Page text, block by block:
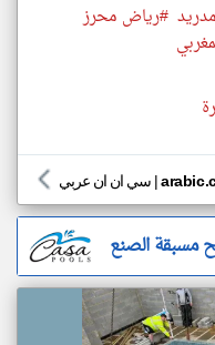
#رياض محرز
سي ان ان عربي |
مسبقة الصنع